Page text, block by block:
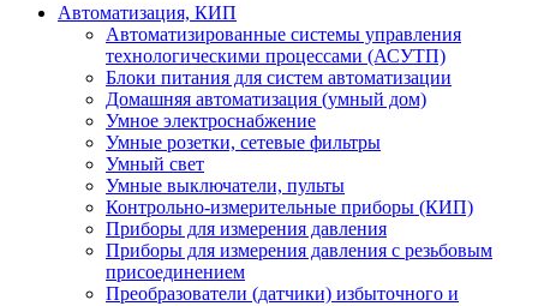
Автоматизация, КИП
Автоматизированные системы управления
технологическими процессами (АСУТП)
Блоки питания для систем автоматизации
Домашняя автоматизация (умный дом)
Умное электроснабжение
Умные розетки, сетевые фильтры
Умный свет
Умные выключатели, пульты
Контрольно-измерительные приборы (КИП)
Приборы для измерения давления
Приборы для измерения давления с резьбовым
присоединением
Преобразователи (датчики) избыточного и